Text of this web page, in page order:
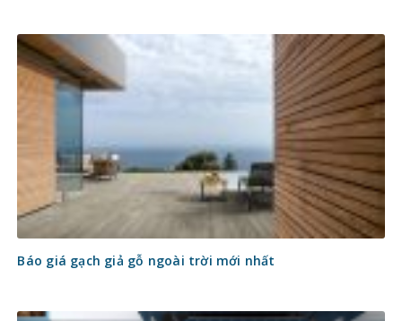
Báo giá gạch giả gỗ ngoài trời mới nhất